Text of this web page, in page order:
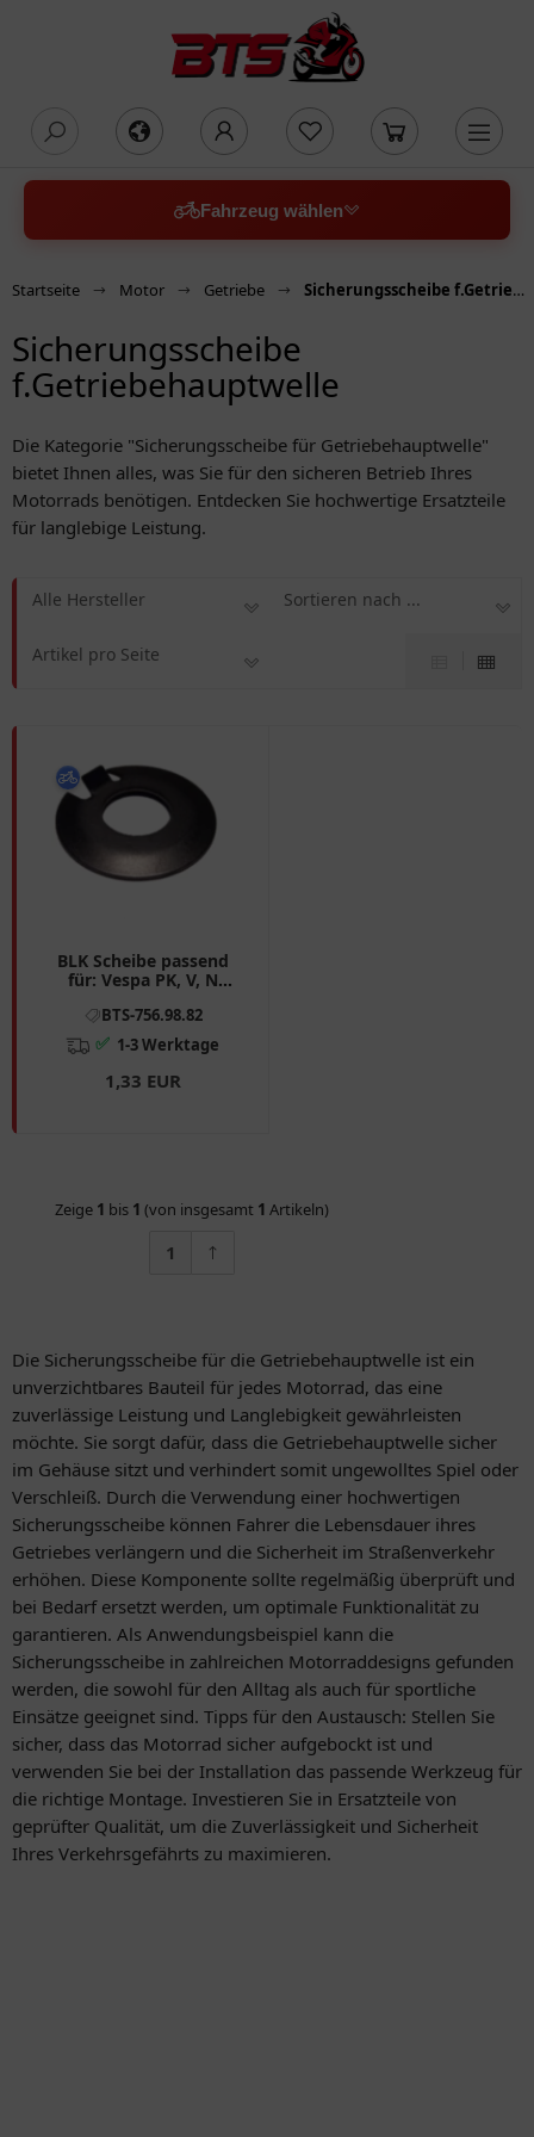
Fahrzeug wählen
Startseite Motor Getriebe Sicherungsscheibe f.Getriebehauptwelle
Sicherungsscheibe
f.Getriebehauptwelle
Die Kategorie "Sicherungsscheibe für Getriebehauptwelle"
bietet Ihnen alles, was Sie für den sicheren Betrieb Ihres
Motorrads benötigen. Entdecken Sie hochwertige Ersatzteile
für langlebige Leistung.
Alle Hersteller Sortieren nach ...
Artikel pro Seite
BLK Scheibe passend
für: Vespa PK, V, N
BTS-756.98.82
✅ 1-3 Werktage
1,33 EUR
Zeige 1 bis 1 (von insgesamt 1 Artikeln)
1
Die Sicherungsscheibe für die Getriebehauptwelle ist ein
unverzichtbares Bauteil für jedes Motorrad, das eine
zuverlässige Leistung und Langlebigkeit gewährleisten
möchte. Sie sorgt dafür, dass die Getriebehauptwelle sicher
im Gehäuse sitzt und verhindert somit ungewolltes Spiel oder
Verschleiß. Durch die Verwendung einer hochwertigen
Sicherungsscheibe können Fahrer die Lebensdauer ihres
Getriebes verlängern und die Sicherheit im Straßenverkehr
erhöhen. Diese Komponente sollte regelmäßig überprüft und
bei Bedarf ersetzt werden, um optimale Funktionalität zu
garantieren. Als Anwendungsbeispiel kann die
Sicherungsscheibe in zahlreichen Motorraddesigns gefunden
werden, die sowohl für den Alltag als auch für sportliche
Einsätze geeignet sind. Tipps für den Austausch: Stellen Sie
sicher, dass das Motorrad sicher aufgebockt ist und
verwenden Sie bei der Installation das passende Werkzeug für
die richtige Montage. Investieren Sie in Ersatzteile von
geprüfter Qualität, um die Zuverlässigkeit und Sicherheit
Ihres Verkehrsgefährts zu maximieren.